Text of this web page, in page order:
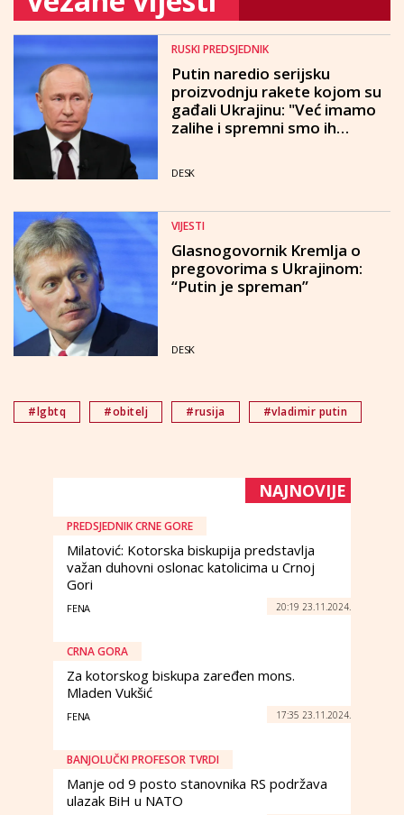
RUSKI PREDSJEDNIK
Putin naredio serijsku
proizvodnju rakete kojom su
gađali Ukrajinu: "Već imamo
zalihe i spremni smo ih
DESK
VIJESTI
Glasnogovornik Kremlja o
pregovorima s Ukrajinom:
“Putin je spreman”
DESK
#lgbtq #obitelj #rusija #vladimir putin
NAJNOVIJE
PREDSJEDNIK CRNE GORE
Milatović: Kotorska biskupija predstavlja
važan duhovni oslonac katolicima u Crnoj
Gori
FENA 20:19 23.11.2024.
CRNA GORA
Za kotorskog biskupa zaređen mons.
Mladen Vukšić
FENA 17:35 23.11.2024.
BANJOLUČKI PROFESOR TVRDI
Manje od 9 posto stanovnika RS podržava
ulazak BiH u NATO